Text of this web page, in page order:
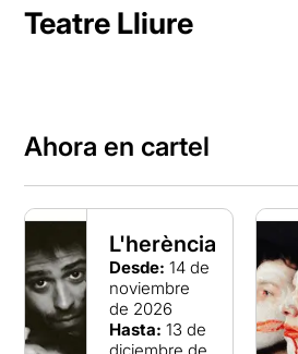
Teatre Lliure
Ahora en cartel
L'herència
Desde: 14 de
noviembre
de 2026
Hasta: 13 de